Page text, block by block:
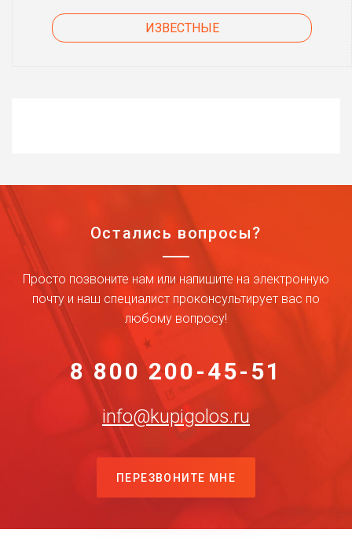
ИЗВЕСТНЫЕ
Остались вопросы?
Просто позвоните нам или напишите на электронную
почту и наш специалист проконсультирует вас по
любому вопросу!
8 800 200-45-51
info@kupigolos.ru
ПЕРЕЗВОНИТЕ МНЕ